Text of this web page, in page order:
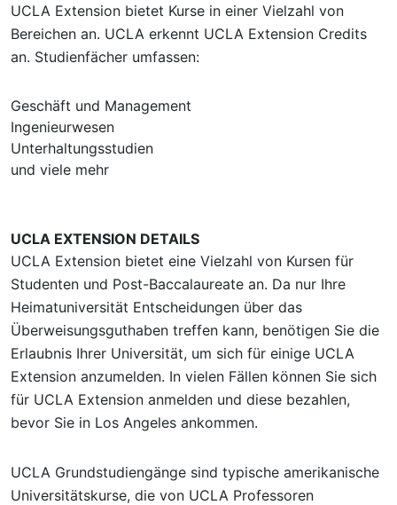
UCLA Extension bietet Kurse in einer Vielzahl von
Bereichen an. UCLA erkennt UCLA Extension Credits
an. Studienfächer umfassen:
Geschäft und Management
Ingenieurwesen
Unterhaltungsstudien
und viele mehr
UCLA EXTENSION DETAILS
UCLA Extension bietet eine Vielzahl von Kursen für
Studenten und Post-Baccalaureate an. Da nur Ihre
Heimatuniversität Entscheidungen über das
Überweisungsguthaben treffen kann, benötigen Sie die
Erlaubnis Ihrer Universität, um sich für einige UCLA
Extension anzumelden. In vielen Fällen können Sie sich
für UCLA Extension anmelden und diese bezahlen,
bevor Sie in Los Angeles ankommen.
UCLA Grundstudiengänge sind typische amerikanische
Universitätskurse, die von UCLA Professoren